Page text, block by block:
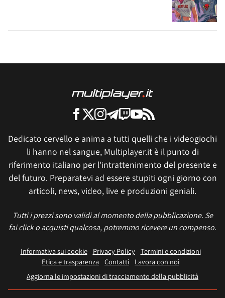
Dedicato cervello e anima a tutti quelli che i videogiochi
li hanno nel sangue, Multiplayer.it è il punto di
riferimento italiano per l'intrattenimento del presente e
del futuro. Preparatevi ad essere stupiti ogni giorno con
articoli, news, video, live e produzioni geniali.
Tutti i prezzi sono validi al momento della pubblicazione. Se
fai click o acquisti qualcosa, potremmo ricevere un compenso.
Informativa sui cookie Privacy Policy
Termini e condizioni
Etica e trasparenza Contatti
Lavora con noi
Aggiorna le impostazioni di tracciamento della pubblicità